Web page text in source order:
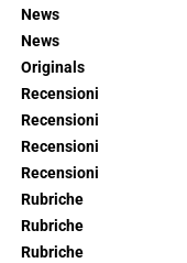
News
News
Originals
Recensioni
Recensioni
Recensioni
Recensioni
Rubriche
Rubriche
Rubriche